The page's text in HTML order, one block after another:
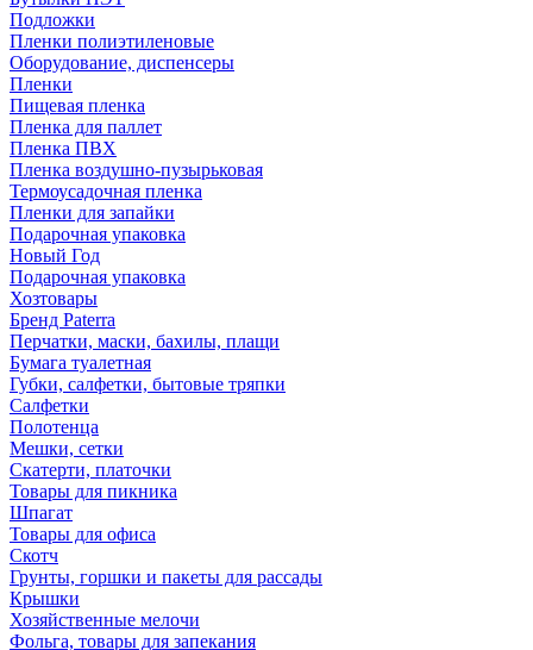
Подложки
Пленки полиэтиленовые
Оборудование, диспенсеры
Пленки
Пищевая пленка
Пленка для паллет
Пленка ПВХ
Пленка воздушно-пузырьковая
Термоусадочная пленка
Пленки для запайки
Подарочная упаковка
Новый Год
Подарочная упаковка
Хозтовары
Бренд Paterra
Перчатки, маски, бахилы, плащи
Бумага туалетная
Губки, салфетки, бытовые тряпки
Салфетки
Полотенца
Мешки, сетки
Скатерти, платочки
Товары для пикника
Шпагат
Товары для офиса
Скотч
Грунты, горшки и пакеты для рассады
Крышки
Хозяйственные мелочи
Фольга, товары для запекания